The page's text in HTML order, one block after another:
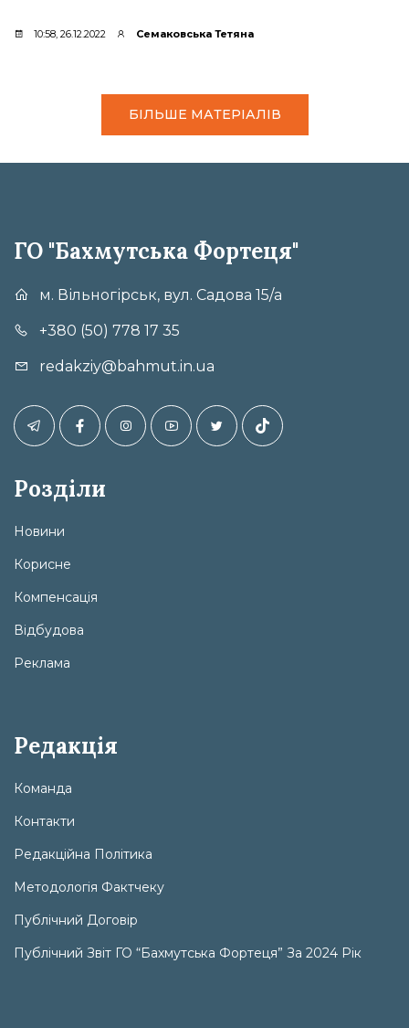
10:58, 26.12.2022 Семаковська Тетяна
БІЛЬШЕ МАТЕРІАЛІВ
ГО "Бахмутська Фортеця"
м. Вільногірськ, вул. Садова 15/а
+380 (50) 778 17 35
redakziy@bahmut.in.ua
Розділи
Новини
Корисне
Компенсація
Відбудова
Реклама
Редакція
Команда
Контакти
Редакційна Політика
Методологія Фактчеку
Публічний Договір
Публічний Звіт ГО “Бахмутська Фортеця” За 2024 Рік